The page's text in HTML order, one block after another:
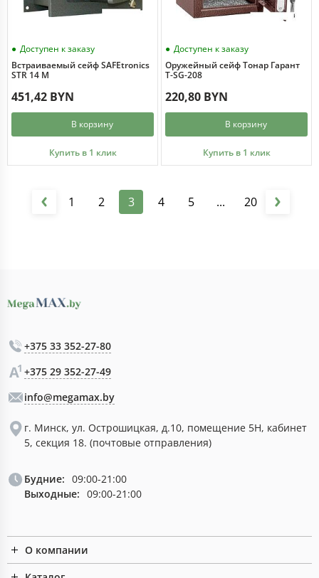
Доступен к заказу
Встраиваемый сейф SAFEtronics
STR 14 M
451,42 BYN
В корзину
Купить в 1 клик
Доступен к заказу
Оружейный сейф Тонар Гарант
T-SG-208
220,80 BYN
В корзину
Купить в 1 клик
1 2 3 4 5 ... 20
+375 33 352-27-80
+375 29 352-27-49
info@megamax.by
г. Минск, ул. Острошицкая, д.10, помещение 5Н, кабинет
5, секция 18. (почтовые отправления)
Будние: 09:00-21:00
Выходные: 09:00-21:00
О компании